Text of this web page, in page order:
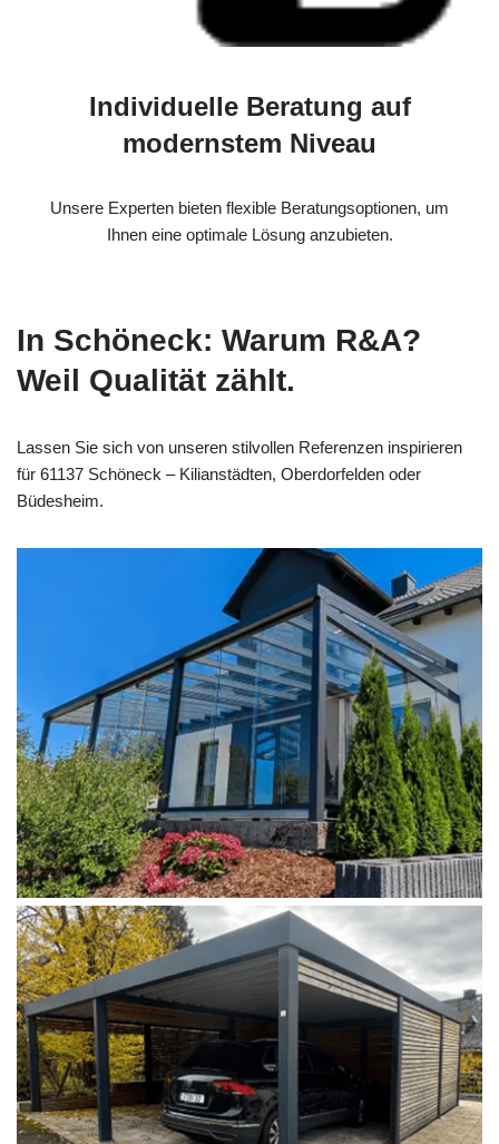
Individuelle Beratung auf
modernstem Niveau
Unsere Experten bieten flexible Beratungsoptionen, um
Ihnen eine optimale Lösung anzubieten.
In Schöneck: Warum R&A?
Weil Qualität zählt.
Lassen Sie sich von unseren stilvollen Referenzen inspirieren
für 61137 Schöneck – Kilianstädten, Oberdorfelden oder
Büdesheim.